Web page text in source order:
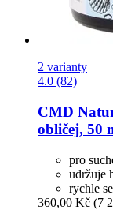
2 varianty
4.0 (82)
CMD
obličej, 50
pro
udržuje
rychle
360,00 Kč (7